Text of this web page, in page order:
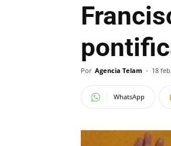
Por Agencia Telam - 18
WhatsApp